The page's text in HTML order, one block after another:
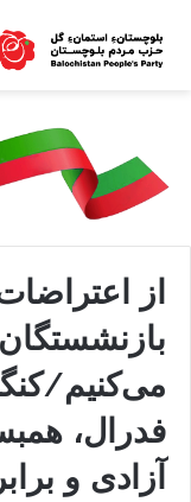
از
می‌کنیم/
فدرال،
آزادی و